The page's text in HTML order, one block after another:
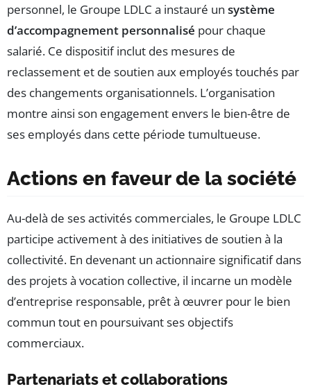
personnel, le Groupe LDLC a instauré un système
d’accompagnement personnalisé pour chaque
salarié. Ce dispositif inclut des mesures de
reclassement et de soutien aux employés touchés par
des changements organisationnels. L’organisation
montre ainsi son engagement envers le bien-être de
ses employés dans cette période tumultueuse.
Actions en faveur de la société
Au-delà de ses activités commerciales, le Groupe LDLC
participe activement à des initiatives de soutien à la
collectivité. En devenant un actionnaire significatif dans
des projets à vocation collective, il incarne un modèle
d’entreprise responsable, prêt à œuvrer pour le bien
commun tout en poursuivant ses objectifs
commerciaux.
Partenariats et collaborations